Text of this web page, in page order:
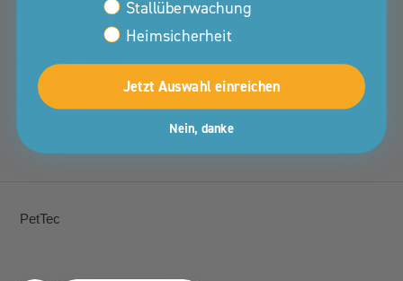
Ferntrainer
PetTec
Stallüberwachung
Heimsicherheit
Jetzt Auswahl einreichen
Nein, danke